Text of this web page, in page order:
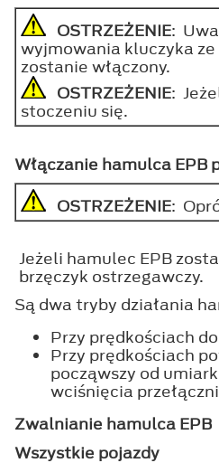
OSTRZEŻENIE:
wyjmowania kluczyka
zostanie włączony.
OSTRZEŻENIE:
stoczeniu się.
Włączanie hamulca EPB
OSTRZEŻENIE:
Jeżeli hamulec EPB
brzęczyk ostrzegawczy.
Są dwa tryby działania
Przy prędkościach
Przy prędkościach
począwszy od
wciśnięcia
Zwalnianie hamulca EPB
Wszystkie pojazdy